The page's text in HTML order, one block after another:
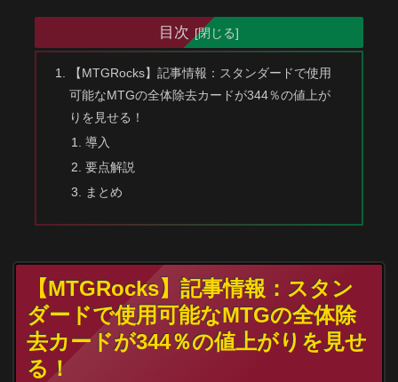
目次
【MTGRocks】記事情報：スタンダードで使用
可能なMTGの全体除去カードが344％の値上が
りを見せる！
導入
要点解説
まとめ
【MTGRocks】記事情報：スタン
ダードで使用可能なMTGの全体除
去カードが344％の値上がりを見せ
る！